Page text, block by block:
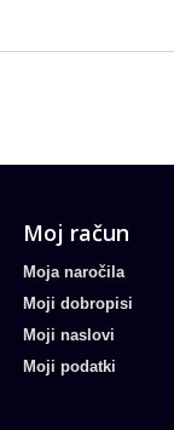
Moj račun
Moja naročila
Moji dobropisi
Moji naslovi
Moji podatki